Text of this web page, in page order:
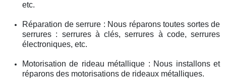
etc.
Réparation de serrure : Nous réparons toutes sortes de
serrures : serrures à clés, serrures à code, serrures
électroniques, etc.
Motorisation de rideau métallique : Nous installons et
réparons des motorisations de rideaux métalliques.